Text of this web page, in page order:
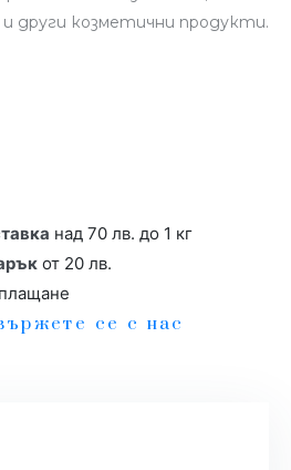
други козметични продукти.
над 70 лв. до 1 кг
от 20 лв.
плащане
се с нас